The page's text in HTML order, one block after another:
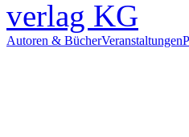
Autoren & BücherVeranstaltungen